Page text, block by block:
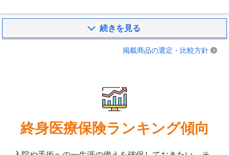
続きを見る
掲載商品の選定・比較方針
終身医療保険ランキング傾向